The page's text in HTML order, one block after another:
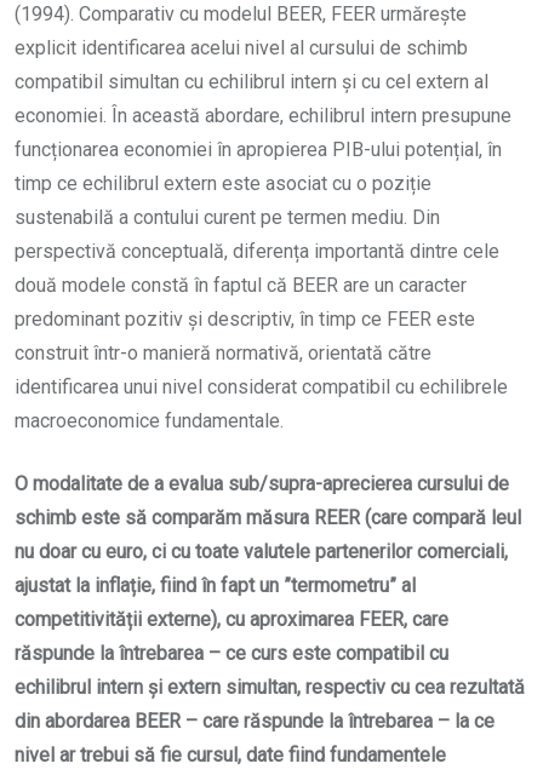
(1994). Comparativ cu modelul BEER, FEER urmărește
explicit identificarea acelui nivel al cursului de schimb
compatibil simultan cu echilibrul intern și cu cel extern al
economiei. În această abordare, echilibrul intern presupune
funcționarea economiei în apropierea PIB-ului potențial, în
timp ce echilibrul extern este asociat cu o poziție
sustenabilă a contului curent pe termen mediu. Din
perspectivă conceptuală, diferența importantă dintre cele
două modele constă în faptul că BEER are un caracter
predominant pozitiv și descriptiv, în timp ce FEER este
construit într-o manieră normativă, orientată către
identificarea unui nivel considerat compatibil cu echilibrele
macroeconomice fundamentale.
O modalitate de a evalua sub/supra-aprecierea cursului de
schimb este să comparăm măsura REER (care compară leul
nu doar cu euro, ci cu toate valutele partenerilor comerciali,
ajustat la inflație, fiind în fapt un ”termometru” al
competitivității externe), cu aproximarea FEER, care
răspunde la întrebarea – ce curs este compatibil cu
echilibrul intern și extern simultan, respectiv cu cea rezultată
din abordarea BEER – care răspunde la întrebarea – la ce
nivel ar trebui să fie cursul, date fiind fundamentele